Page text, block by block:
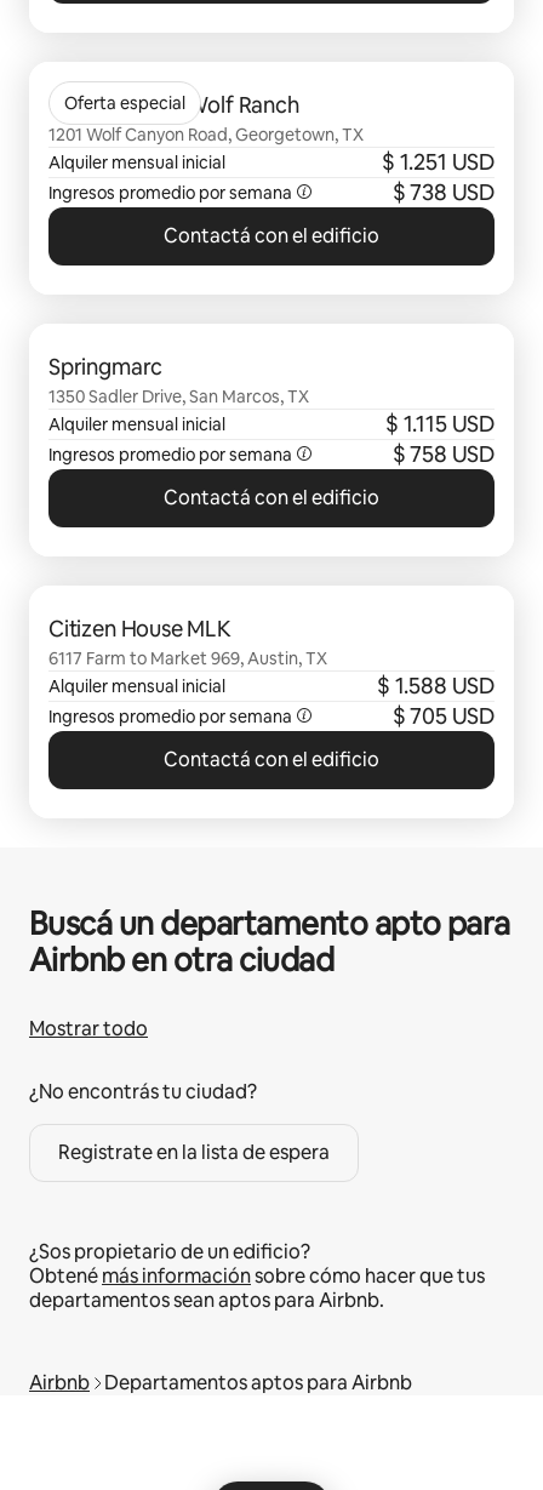
Oferta especial
Citizen House Wolf Ranch
1201 Wolf Canyon Road, Georgetown, TX
Alquiler mensual inicial
$ 1.251 USD
Ingresos promedio por semana $ 738 USD
Contactá con el edificio
Springmarc
1350 Sadler Drive, San Marcos, TX
Alquiler mensual inicial
$ 1.115 USD
Ingresos promedio por semana $ 758 USD
Contactá con el edificio
Citizen House MLK
6117 Farm to Market 969, Austin, TX
Alquiler mensual inicial
$ 1.588 USD
Ingresos promedio por semana $ 705 USD
Contactá con el edificio
Buscá un departamento apto para
Airbnb en otra ciudad
Mostrar todo
¿No encontrás tu ciudad?
Registrate en la lista de espera
¿Sos propietario de un edificio?
Obtenémás informaciónsobre cómo hacer que tus
departamentos sean aptos para Airbnb.
Airbnb Departamentos aptos para Airbnb